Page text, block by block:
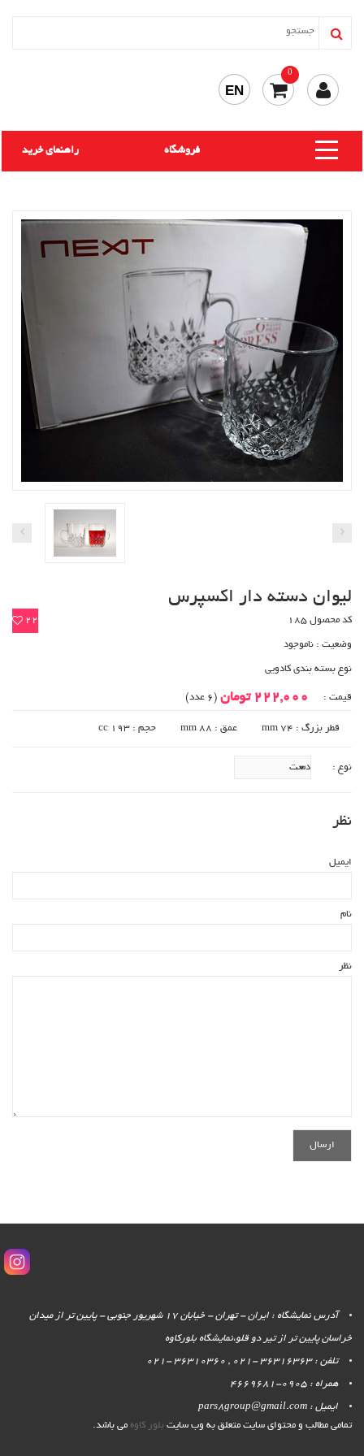
0
EN
راهنمای خرید فروشگاه
لیوان دسته دار اکسپرس
22 کد محصول 185
وضعیت : ناموجود
نوع بسته بندی کادویی
قیمت : 222,000 تومان (6 عدد)
قطر بزرگ : 74 mm عمق : 88 mm حجم : 193 cc
نوع :
نظر
ایمیل
نام
نظر
آدرس نمایشگاه : ایران - تهران - خیابان 17 شهریور جنوبی - پایین تر از میدان
خراسان پایین تر از تیر دو قلو،نمایشگاه بلورکاوه
تلفن : 36316363 -021 , 36310360 -021
همراه : 0905-4669681
ایمیل : pars8group@gmail.com
تمامی مطالب و محتوای سایت متعلق به وب سایت بلور کاوه می باشد.